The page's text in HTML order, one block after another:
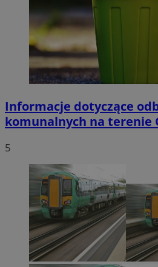
Informacje dotyczące
komunalnych na terenie
5